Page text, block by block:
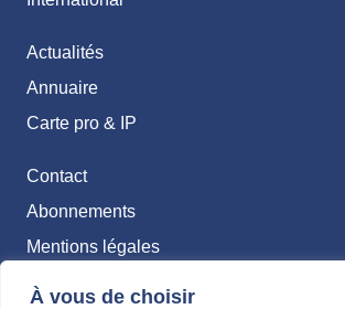
À vous de choisir
Actualités
Annuaire
Carte pro & IP
Contact
Abonnements
Mentions légales
Politique de confidentialité